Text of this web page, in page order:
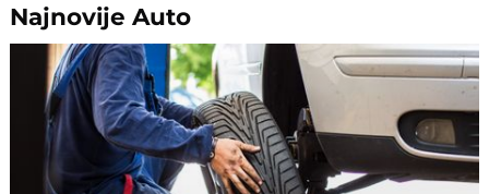
NajnovijeAuto